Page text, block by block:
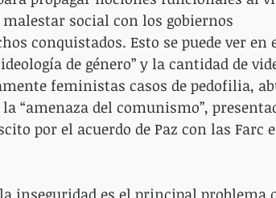
social con los gobiernos
conquistados. Esto se puede ver en
de género” y la cantidad de
feministas casos de pedofilia,
“amenaza del comunismo”,
por el acuerdo de Paz con las Farc
inseguridad es el principal problema